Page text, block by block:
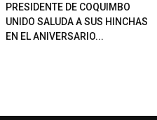
PRESIDENTE DE COQUIMBO
UNIDO SALUDA A SUS HINCHAS
EN EL ANIVERSARIO...